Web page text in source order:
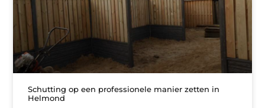
Schutting op een professionele manier zetten in
Helmond